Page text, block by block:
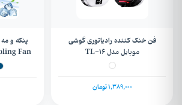
فن خنک کننده رادیاتوری گوشی
موبایل مدل TL-16
1,389,000 تومان